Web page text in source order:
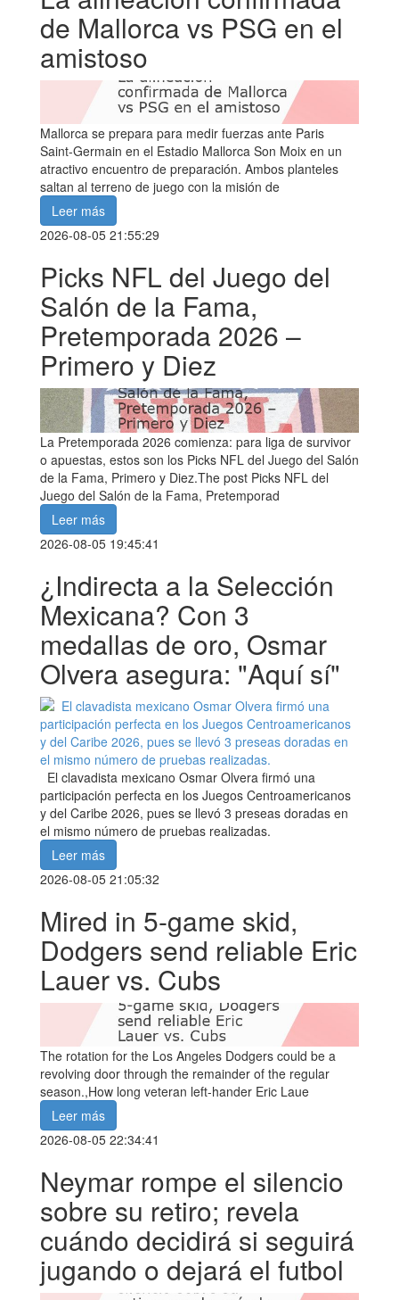
de Mallorca vs PSG en el
amistoso
Mallorca se prepara para medir fuerzas ante Paris
Saint-Germain en el Estadio Mallorca Son Moix en un
atractivo encuentro de preparación. Ambos planteles
saltan al terreno de juego con la misión de
Leer más
2026-08-05 21:55:29
Picks NFL del Juego del
Salón de la Fama,
Pretemporada 2026 –
Primero y Diez
La Pretemporada 2026 comienza: para liga de survivor
o apuestas, estos son los Picks NFL del Juego del Salón
de la Fama, Primero y Diez.The post Picks NFL del
Juego del Salón de la Fama, Pretemporad
Leer más
2026-08-05 19:45:41
¿Indirecta a la Selección
Mexicana? Con 3
medallas de oro, Osmar
Olvera asegura: "Aquí sí"
El clavadista mexicano Osmar Olvera firmó una
participación perfecta en los Juegos Centroamericanos
y del Caribe 2026, pues se llevó 3 preseas doradas en
el mismo número de pruebas realizadas.
Leer más
2026-08-05 21:05:32
Mired in 5-game skid,
Dodgers send reliable Eric
Lauer vs. Cubs
The rotation for the Los Angeles Dodgers could be a
revolving door through the remainder of the regular
season.,How long veteran left-hander Eric Laue
Leer más
2026-08-05 22:34:41
Neymar rompe el silencio
sobre su retiro; revela
cuándo decidirá si seguirá
jugando o dejará el futbol